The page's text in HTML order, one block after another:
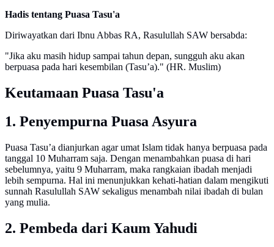
Hadis tentang Puasa Tasu'a
Diriwayatkan dari Ibnu Abbas RA, Rasulullah SAW bersabda:
"Jika aku masih hidup sampai tahun depan, sungguh aku akan
berpuasa pada hari kesembilan (Tasu’a)." (HR. Muslim)
Keutamaan Puasa Tasu'a
1. Penyempurna Puasa Asyura
Puasa Tasu’a dianjurkan agar umat Islam tidak hanya berpuasa pada
tanggal 10 Muharram saja. Dengan menambahkan puasa di hari
sebelumnya, yaitu 9 Muharram, maka rangkaian ibadah menjadi
lebih sempurna. Hal ini menunjukkan kehati-hatian dalam mengikuti
sunnah Rasulullah SAW sekaligus menambah nilai ibadah di bulan
yang mulia.
2. Pembeda dari Kaum Yahudi